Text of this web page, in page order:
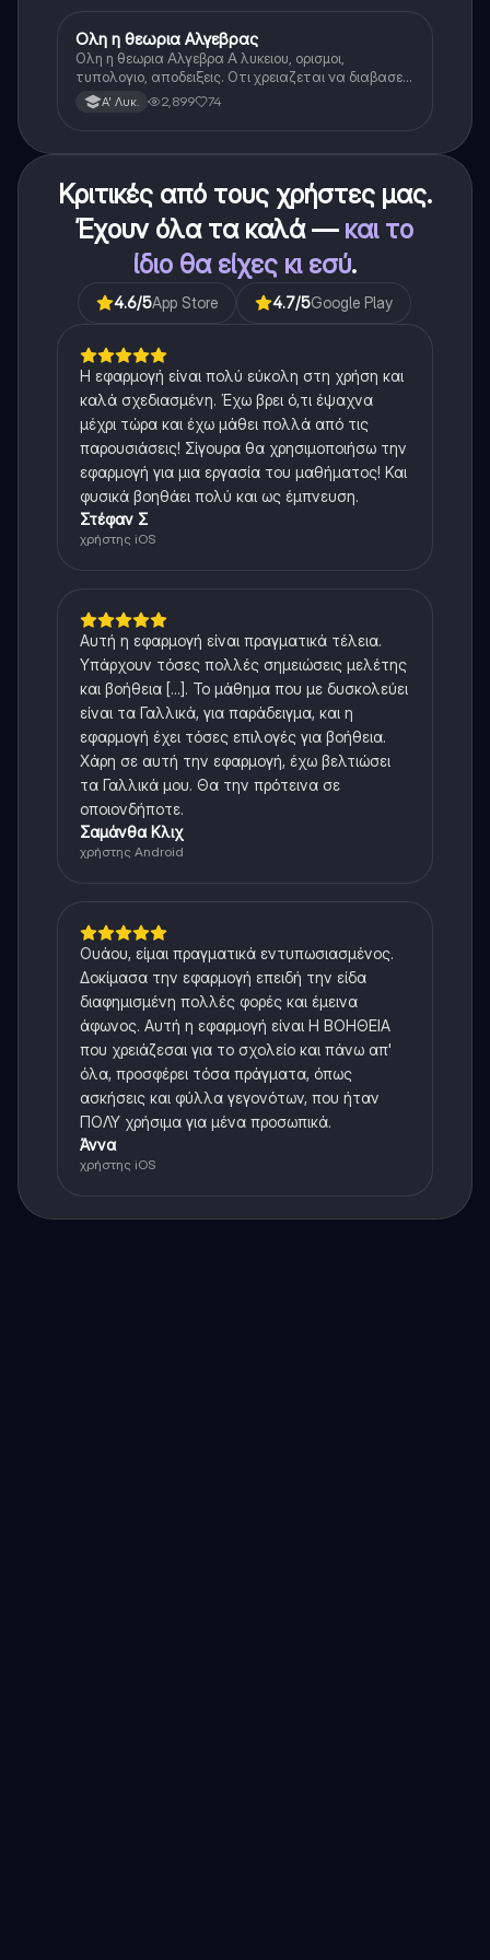
Μαθηματικά
Ολη η θεωρια Αλγεβρας
Ολη η θεωρια Αλγεβρα Α λυκειου, ορισμοι,
τυπολογιο, αποδειξεις. Οτι χρειαζεται να διαβασεις
για το θεωρητικο κομματι της αλγεβρας.
Α' Λυκ. 2,899 74
Κριτικές από τους χρήστες μας.
Έχουν όλα τα καλά — και το
ίδιο θα είχες κι εσύ.
4.6/5App Store 4.7/5Google Play
Η εφαρμογή είναι πολύ εύκολη στη χρήση και
καλά σχεδιασμένη. Έχω βρει ό,τι έψαχνα
μέχρι τώρα και έχω μάθει πολλά από τις
παρουσιάσεις! Σίγουρα θα χρησιμοποιήσω την
εφαρμογή για μια εργασία του μαθήματος! Και
φυσικά βοηθάει πολύ και ως έμπνευση.
Στέφαν Σ
χρήστης iOS
Αυτή η εφαρμογή είναι πραγματικά τέλεια.
Υπάρχουν τόσες πολλές σημειώσεις μελέτης
και βοήθεια [...]. Το μάθημα που με δυσκολεύει
είναι τα Γαλλικά, για παράδειγμα, και η
εφαρμογή έχει τόσες επιλογές για βοήθεια.
Χάρη σε αυτή την εφαρμογή, έχω βελτιώσει
τα Γαλλικά μου. Θα την πρότεινα σε
οποιονδήποτε.
Σαμάνθα Κλιχ
χρήστης Android
Ουάου, είμαι πραγματικά εντυπωσιασμένος.
Δοκίμασα την εφαρμογή επειδή την είδα
διαφημισμένη πολλές φορές και έμεινα
άφωνος. Αυτή η εφαρμογή είναι Η ΒΟΗΘΕΙΑ
που χρειάζεσαι για το σχολείο και πάνω απ'
όλα, προσφέρει τόσα πράγματα, όπως
ασκήσεις και φύλλα γεγονότων, που ήταν
ΠΟΛΥ χρήσιμα για μένα προσωπικά.
Άννα
χρήστης iOS